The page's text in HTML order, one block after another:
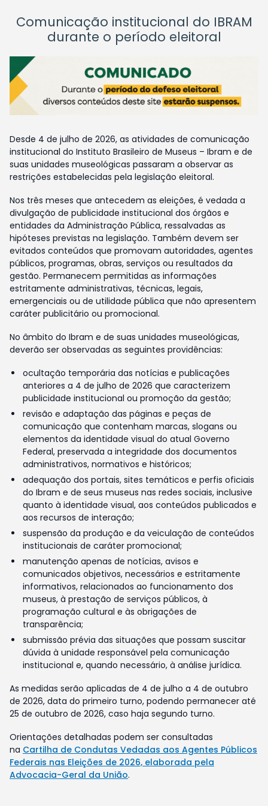
Comunicação institucional do IBRAM
durante o período eleitoral
Desde 4 de julho de 2026, as atividades de comunicação
institucional do Instituto Brasileiro de Museus – Ibram e de
suas unidades museológicas passaram a observar as
restrições estabelecidas pela legislação eleitoral.
Nos três meses que antecedem as eleições, é vedada a
divulgação de publicidade institucional dos órgãos e
entidades da Administração Pública, ressalvadas as
hipóteses previstas na legislação. Também devem ser
evitados conteúdos que promovam autoridades, agentes
públicos, programas, obras, serviços ou resultados da
gestão. Permanecem permitidas as informações
estritamente administrativas, técnicas, legais,
emergenciais ou de utilidade pública que não apresentem
caráter publicitário ou promocional.
No âmbito do Ibram e de suas unidades museológicas,
deverão ser observadas as seguintes providências:
ocultação temporária das notícias e publicações
anteriores a 4 de julho de 2026 que caracterizem
publicidade institucional ou promoção da gestão;
revisão e adaptação das páginas e peças de
comunicação que contenham marcas, slogans ou
elementos da identidade visual do atual Governo
Federal, preservada a integridade dos documentos
administrativos, normativos e históricos;
adequação dos portais, sites temáticos e perfis oficiais
do Ibram e de seus museus nas redes sociais, inclusive
quanto à identidade visual, aos conteúdos publicados e
aos recursos de interação;
suspensão da produção e da veiculação de conteúdos
institucionais de caráter promocional;
manutenção apenas de notícias, avisos e
comunicados objetivos, necessários e estritamente
informativos, relacionados ao funcionamento dos
museus, à prestação de serviços públicos, à
programação cultural e às obrigações de
transparência;
submissão prévia das situações que possam suscitar
dúvida à unidade responsável pela comunicação
institucional e, quando necessário, à análise jurídica.
As medidas serão aplicadas de 4 de julho a 4 de outubro
de 2026, data do primeiro turno, podendo permanecer até
25 de outubro de 2026, caso haja segundo turno.
Orientações detalhadas podem ser consultadas
na Cartilha de Condutas Vedadas aos Agentes Públicos
Federais nas Eleições de 2026, elaborada pela
Advocacia-Geral da União.